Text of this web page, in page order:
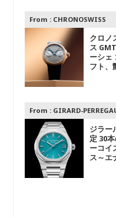
From : CHRONOSWISS
クロノ
ス
ーシェ
フト、
From : GIRARD-
ジラー
定 30
ーコイ
ス～エ